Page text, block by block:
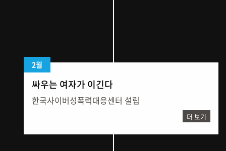
2월
싸우는 여자가 이긴다
한국사이버성폭력대응센터 설립
더 보기